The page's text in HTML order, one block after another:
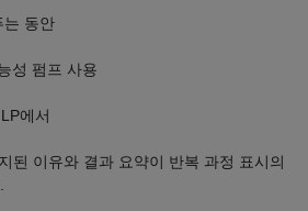
동안
성 펌프 사용
에서
된 이유와 결과 요약이 반복 과정 표시의